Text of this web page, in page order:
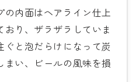
内面はヘアライン仕上
り、ザラザラしていま
ぐと泡だらけになって炭
い、ビールの風味を損